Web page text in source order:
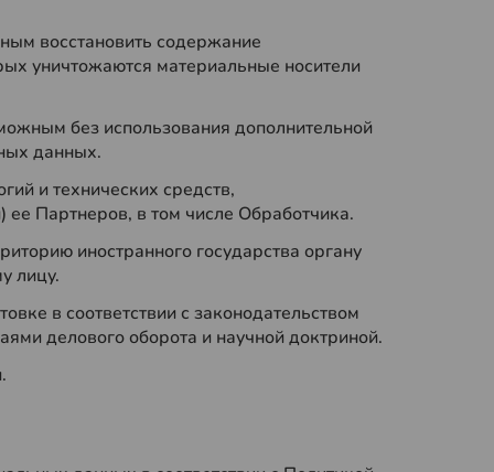
восстановить содержание
уничтожаются материальные носители
без использования дополнительной
данных.
и технических средств,
Партнеров, в том числе Обработчика.
иностранного государства органу
лицу.
в соответствии с законодательством
делового оборота и научной доктриной.